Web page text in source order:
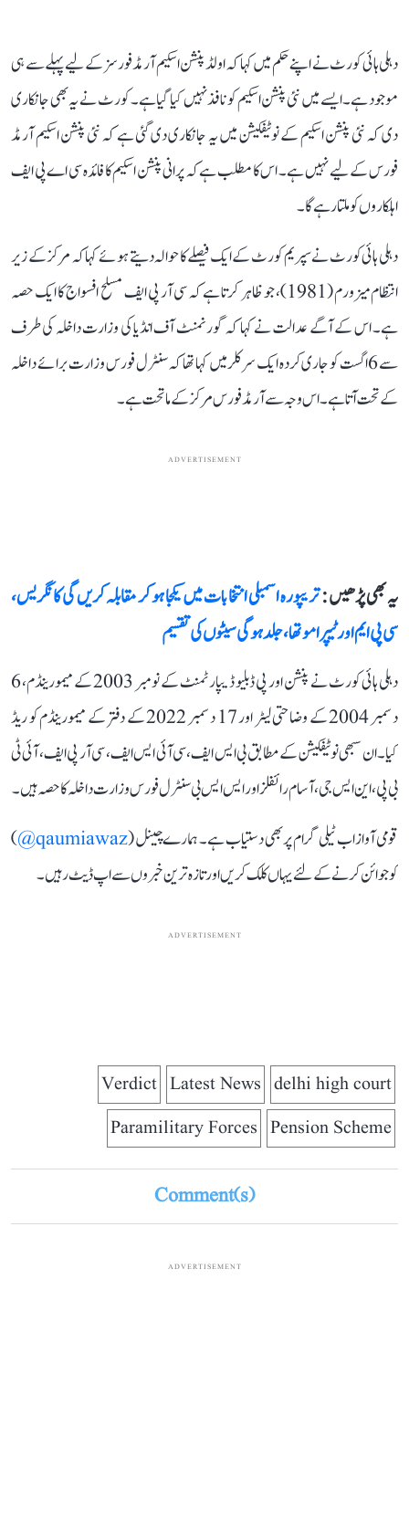
دہلی ہائی کورٹ نے اپنے حکم میں کہا کہ اولڈ پنشن اسکیم آرمڈ فورسز کے لیے پہلے سے ہی
موجود ہے۔ ایسے میں نئی پنشن اسکیم کو نافذ نہیں کیا گیا ہے۔ کورٹ نے یہ بھی جانکاری
دی کہ نئی پنشن اسکیم کے نوٹیفکیشن میں یہ جانکاری دی گئی ہے کہ نئی پنشن اسکیم آرمڈ
فورس کے لیے نہیں ہے۔ اس کا مطلب ہے کہ پرانی پنشن اسکیم کا فائدہ سی اے پی ایف
اہلکاروں کو ملتا رہے گا۔
دہلی ہائی کورٹ نے سپریم کورٹ کے ایک فیصلے کا حوالہ دیتے ہوئے کہا کہ مرکز کے زیر
انتظام میزورم (1981)، جو ظاہر کرتا ہے کہ سی آر پی ایف مسلح افسواج کا ایک حصہ
ہے۔ اس کے آگے عدالت نے کہا کہ گورنمنٹ آف انڈیا کی وزارت داخلہ کی طرف
سے 6 اگست کو جاری کردہ ایک سرکلر میں کہا تھا کہ سنٹرل فورس وزارت برائے داخلہ
کے تحت آتا ہے۔ اس وجہ سے آرمڈ فورس مرکز کے ماتحت ہے۔
ADVERTISEMENT
یہ بھی پڑھیں :تریپورہ اسمبلی انتخابات میں یکجا ہو کر مقابلہ کریں گی کانگریس،
سی پی ایم اور ٹیپرا موتھا، جلد ہوگی سیٹوں کی تقسیم
دہلی ہائی کورٹ نے پنشن اور پی ڈبلیو ڈیپارٹمنٹ کے نومبر 2003 کے میمورینڈم، 6
دسمبر 2004 کے وضاحتی لیٹر اور 17 دسمبر 2022 کے دفتر کے میمورینڈم کو ریڈ
کیا۔ ان سبھی نوٹیفکیشن کے مطابق بی ایس ایف، سی آئی ایس ایف، سی آر پی ایف، آئی ٹی
بی پی، این ایس جی، آسام رائفلز اور ایس ایس بی سنٹرل فورس وزارت داخلہ کا حصہ ہیں۔
قومی آواز اب ٹیلی گرام پر بھی دستیاب ہے۔ ہمارے چینل (qaumiawaz@
)
کو جوائن کرنے کے لئے یہاں کلک کریں اور تازہ ترین خبروں سے اپ ڈیٹ رہیں۔
ADVERTISEMENT
delhi high court
Latest News
Verdict
Pension Scheme
Paramilitary Forces
Comment(s)
ADVERTISEMENT